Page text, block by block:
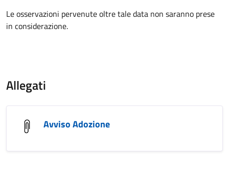
Le osservazioni pervenute oltre tale data non saranno prese
in considerazione.
Allegati
Avviso Adozione